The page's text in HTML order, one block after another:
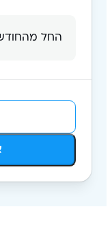
החל מהחודש ה-13 מ-159 ₪ לחודש
אני